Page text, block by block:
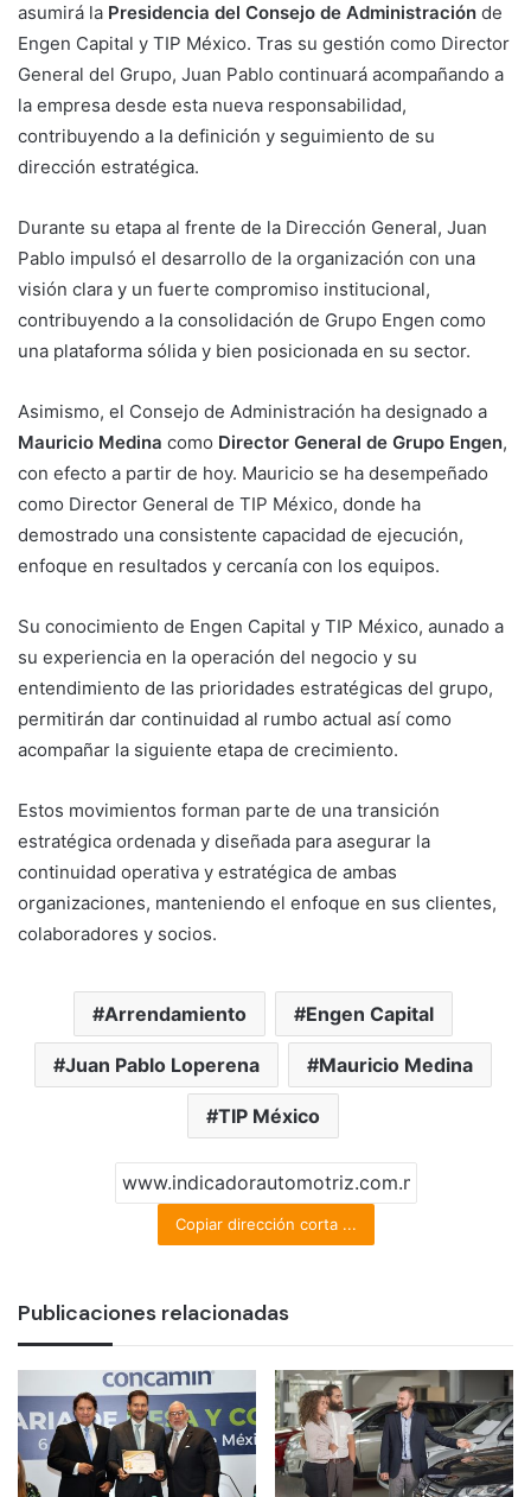
asumirá la Presidencia del Consejo de Administración de
Engen Capital y TIP México. Tras su gestión como Director
General del Grupo, Juan Pablo continuará acompañando a
la empresa desde esta nueva responsabilidad,
contribuyendo a la definición y seguimiento de su
dirección estratégica.
Durante su etapa al frente de la Dirección General, Juan
Pablo impulsó el desarrollo de la organización con una
visión clara y un fuerte compromiso institucional,
contribuyendo a la consolidación de Grupo Engen como
una plataforma sólida y bien posicionada en su sector.
Asimismo, el Consejo de Administración ha designado a
Mauricio Medina como Director General de Grupo Engen,
con efecto a partir de hoy. Mauricio se ha desempeñado
como Director General de TIP México, donde ha
demostrado una consistente capacidad de ejecución,
enfoque en resultados y cercanía con los equipos.
Su conocimiento de Engen Capital y TIP México, aunado a
su experiencia en la operación del negocio y su
entendimiento de las prioridades estratégicas del grupo,
permitirán dar continuidad al rumbo actual así como
acompañar la siguiente etapa de crecimiento.
Estos movimientos forman parte de una transición
estratégica ordenada y diseñada para asegurar la
continuidad operativa y estratégica de ambas
organizaciones, manteniendo el enfoque en sus clientes,
colaboradores y socios.
Arrendamiento Engen Capital
Juan Pablo Loperena Mauricio Medina
TIP México
Copiar dirección corta ...
Publicaciones relacionadas